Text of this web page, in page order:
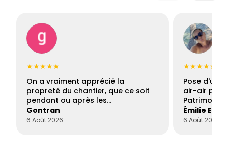
★★★★★
On a vraiment apprécié la
propreté du chantier, que ce soit
pendant ou après les…
Gontran
6 Août 2026
★★★★★
Pose d'une
air-air par
Patrimoine
Émilie
6 Août 2026